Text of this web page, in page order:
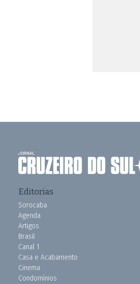
Editorias
Sorocaba
Agenda
Artigos
Brasil
Canal 1
Casa e Acabamento
Cinema
Condomínios